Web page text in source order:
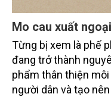
Mo cau xuất ngoại
Từng bị xem là phế
đang trở thành
phẩm thân thiện
người dân và tạo